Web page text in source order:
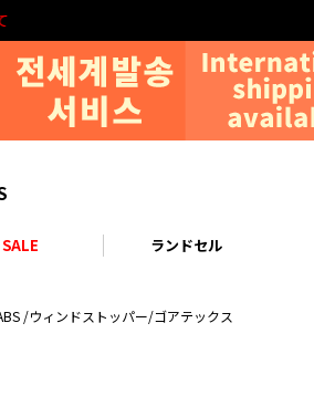
SALE ランドセル
/ウィンドストッパー/ゴアテックス